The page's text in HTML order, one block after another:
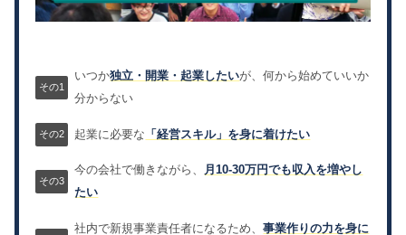
いつか独立・開業・起業したいが、何から始めていいか
分からない
起業に必要な 「経営スキル」を身に着けたい
今の会社で働きながら、
月10-30万円でも収入を増やし
たい
社内で新規事業責任者になるため、事業作りの力を身に